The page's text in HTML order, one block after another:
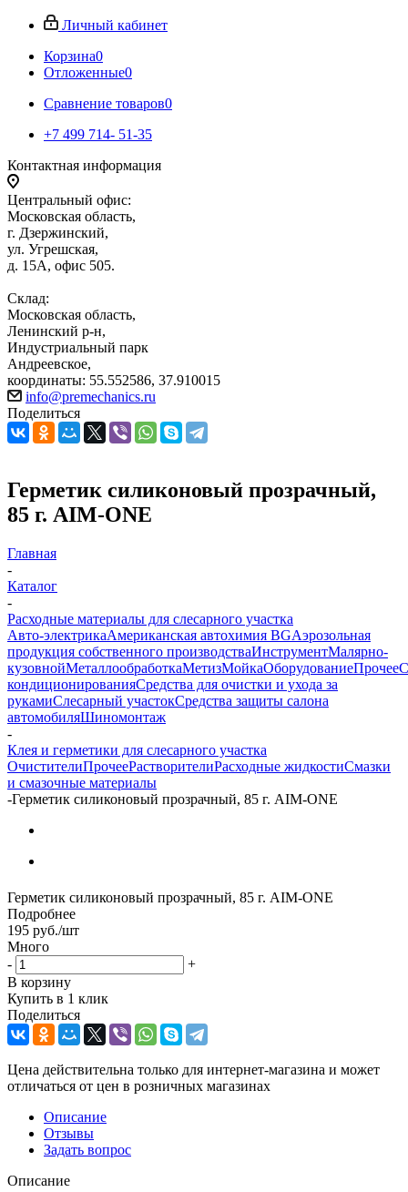
Личный кабинет
Корзина0
Отложенные0
Сравнение товаров0
+7 499 714- 51-35
Контактная информация
Центральный офис:
Московская область,
г. Дзержинский,
ул. Угрешская,
д. 15А, офис 505.
Склад:
Московская область,
Ленинский р-н,
Индустриальный парк
Андреевское,
координаты: 55.552586, 37.910015
info@premechanics.ru
Поделиться
Герметик силиконовый прозрачный,
85 г. AIM-ONE
Главная
-
Каталог
-
Расходные материалы для слесарного участка
Авто-электрикаАмериканская автохимия BGАэрозольная
продукция собственного производстваИнструментМалярно-
кузовнойМеталлообработкаМетизМойкаОборудованиеПрочее
кондиционированияСредства для очистки и ухода за
рукамиСлесарный участокСредства защиты салона
автомобиляШиномонтаж
-
Клея и герметики для слесарного участка
ОчистителиПрочееРастворителиРасходные жидкостиСмазки
и смазочные материалы
-Герметик силиконовый прозрачный, 85 г. AIM-ONE
Герметик силиконовый прозрачный, 85 г. AIM-ONE
Подробнее
195 руб./шт
Много
-
+
В корзину
Купить в 1 клик
Поделиться
Цена действительна только для интернет-магазина и может
отличаться от цен в розничных магазинах
Описание
Отзывы
Задать вопрос
Описание